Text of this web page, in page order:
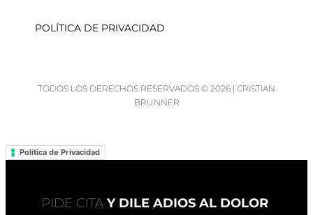
POLÍTICA DE PRIVACIDAD
TODOS LOS DERECHOS RESERVADOS © 2026 | CRISTIAN
BRUNNER
Política de Privacidad
PIDE CITA Y DILE ADIOS AL DOLOR